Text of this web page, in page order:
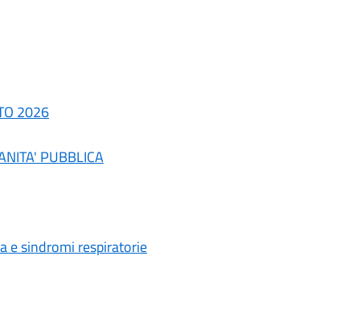
2026
PUBBLICA
e sindromi respiratorie